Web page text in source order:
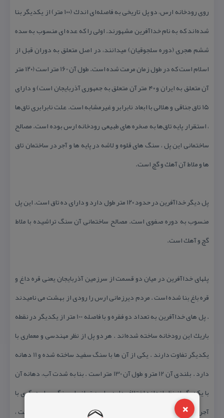
×
روى رودخانه ارس، دو پل تاریخى به فاصله‌اى اندك (۱۰۰ متر) از یكدیگر بنا
شده‌اند كه به نام خداآفرین مشهورند. اولى را كه عده ای منسوب به سده
ششم هجرى (دوره سلجوقیان) میدانند، در اصل متعلق به دوران قبل از
اسلام است كه در طول زمان مرمت شده است. طول آن 160 متر است (۱۲۰ متر
آن متعلق به ایران و ۴۰ متر آن متعلق به جمهورى آذربایجان است) و داراى
۱۵ تاق جناقى و هلالى با ابعاد نابرابر و غیرمشابه است. علت نابرابرى تاق‌ها
، استقرار پایه تاق‌ها به صخره‌ هاى طبیعى رودخانه ارس بوده است. مصالح
ساختمانى این پل ، سنگ‌ هاى قلوه و لاشه در پایه‌‌ ها و آجر در ساختمان‌ تاق‌
ها و ملاط آن آهك و گچ است.
پل دیگر خداآفرین در حدود ۱۲۰ متر طول دارد و داراى ده تاق است. این پل
منسوب به دوره صفوى است. مصالح ساختمانى آن سنگ تراشیده با ملاط
گچ و آهك است.
پلهای خداآفرین در میان دو قسمت از سرزمین آذربایجان یعنی قره داغ و
قره باغ بنا شده است . مردم دیرزمانی ارس را رودی از بهشت می نامیدند
. پل های خداآفرین به تعداد دو فقره و با فاصله 100 متر از یكدیگر در نقطه
باریك این رودخانه ساخته شده‌اند . هر دو پل از نظر مهندسی و معماری با
یكدیگر تفاوت دارند . یكی از آن ها با سنگ سفید ساخته شده و 11 دهانه
دارد . بلندی آن 12 متر و طول آن 130 متر است . بنا به شدت آب، دهانه آن
با یكدیگر از نظر اندازه اختلاف دارد. پایین تر از پل سنگی ، پل دیگری با
آجر پخته ساخته شده است . چون رودخانه در این قسمت عریض تر است ،